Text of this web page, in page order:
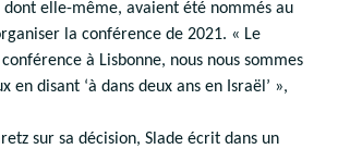
elle-même, avaient été nommés au
la conférence de 2021. « Le
à Lisbonne, nous nous sommes
en disant ‘à dans deux ans en Israël’ »,
sur sa décision, Slade écrit dans un